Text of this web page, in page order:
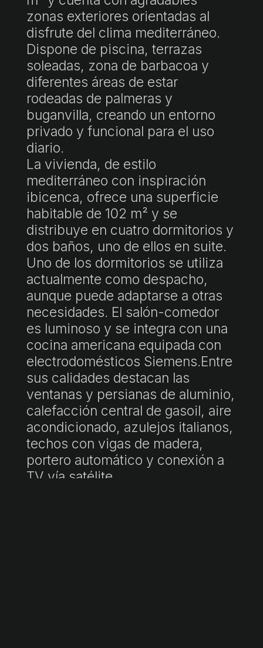
zonas exteriores orientadas al
disfrute del clima mediterráneo.
Dispone de piscina, terrazas
soleadas, zona de barbacoa y
diferentes áreas de estar
rodeadas de palmeras y
buganvilla, creando un entorno
privado y funcional para el uso
diario.
La vivienda, de estilo
mediterráneo con inspiración
ibicenca, ofrece una superficie
habitable de 102 m² y se
distribuye en cuatro dormitorios y
dos baños, uno de ellos en suite.
Uno de los dormitorios se utiliza
actualmente como despacho,
aunque puede adaptarse a otras
necesidades. El salón-comedor
es luminoso y se integra con una
cocina americana equipada con
electrodomésticos Siemens.Entre
sus calidades destacan las
ventanas y persianas de aluminio,
calefacción central de gasoil, aire
acondicionado, azulejos italianos,
techos con vigas de madera,
portero automático y conexión a
TV vía satélite.